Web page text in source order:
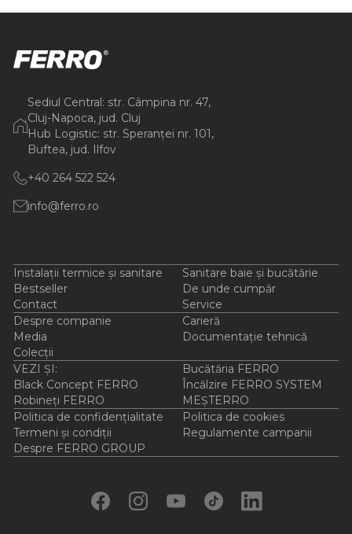
Sediul Central: str. Câmpina nr. 47,
Cluj-Napoca, jud. Cluj
Hub Logistic: str. Speranței nr. 101,
Buftea, jud. Ilfov
+40 264 522 524
info@ferro.ro
Instalații termice și sanitare
Sanitare baie și bucătărie
Bestseller
De unde cumpăr
Contact
Service
Despre companie
Carieră
Media
Documentație tehnică
Colecții
VEZI ȘI:
Bucătăria FERRO
Black Concept FERRO
Încălzire FERRO SYSTEM
Robineți FERRO
MEȘTERRO
Politica de confidențialitate
Politica de cookies
Termeni și condiții
Regulamente campanii
Despre FERRO GROUP